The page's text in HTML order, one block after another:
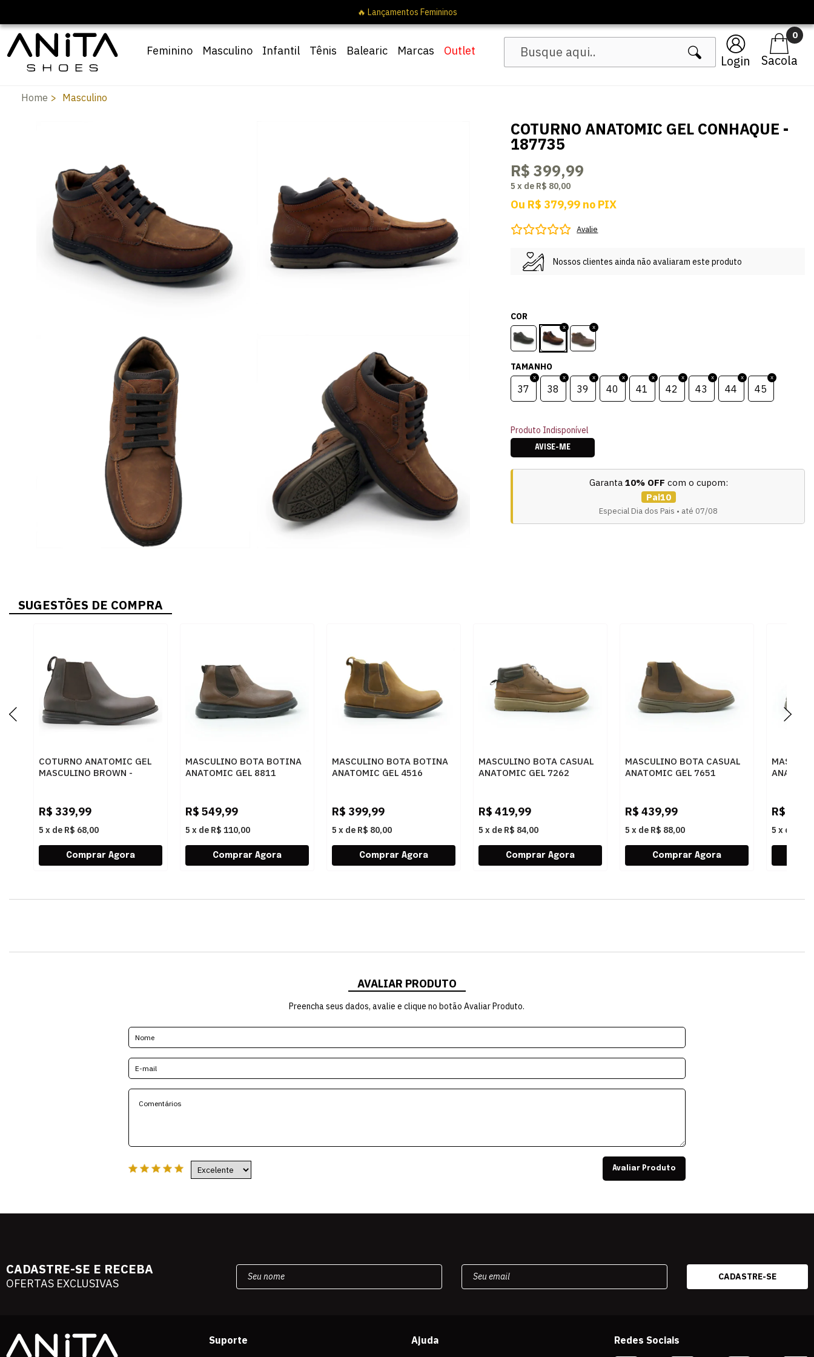
Login
0
Feminino Masculino Infantil Tênis Balearic Marcas Outlet
Home Masculino
COTURNO ANATOMIC GEL CONHAQUE -
187735
R$ 399,99
5 x de R$ 80,00
Ou R$ 379,99 no PIX
Avalie
Nossos clientes ainda não avaliaram este produto
COR
TAMANHO
37 38 39 40 41 42 43 44 45
Produto Indisponível
AVISE-ME
Garanta 10% OFF com o cupom:
Pai10
Especial Dia dos Pais • até 07/08
SUGESTÕES DE COMPRA
COTURNO ANATOMIC GEL
MASCULINO BROWN -
R$ 339,99
5 x de R$ 68,00
MASCULINO BOTA BOTINA
ANATOMIC GEL 8811
R$ 549,99
5 x de R$ 110,00
MASCULINO BOTA BOTINA
ANATOMIC GEL 4516
R$ 399,99
5 x de R$ 80,00
MASCULINO BOTA CASUAL
ANATOMIC GEL 7262
R$ 419,99
5 x de R$ 84,00
MASCULINO BOTA CASUAL
ANATOMIC GEL 7651
R$ 439,99
5 x de R$ 88,00
R$
5 x de
AVALIAR PRODUTO
Preencha seus dados, avalie e clique no botão Avaliar Produto.
Avaliar Produto
CADASTRE-SE E RECEBA
OFERTAS EXCLUSIVAS
Suporte
Ajuda
Redes Sociais